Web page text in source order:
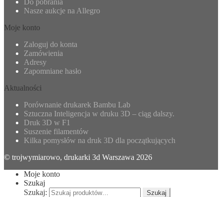
Nasze aukcje na Allegro
Moje konto
Zaloguj do konta
Zamówienia
Adresy
Zapomniane hasło
Aktualności
Porównanie drukarek Bambu Lab
Sztuczna Inteligencja w druku 3D – ciąg dalszy.
Druk 3D w F1
Suszenie filamentów
Kilka pomysłów na druk 3D dla początkujących
© trojwymiarowo, drukarki 3d Warszawa 2026
Moje konto
Szukaj
Szukaj:
Szukaj